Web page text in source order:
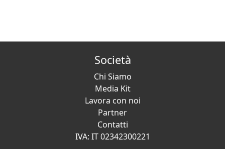
Società
Chi Siamo
Media Kit
Lavora con noi
Partner
Contatti
IVA: IT 02342300221